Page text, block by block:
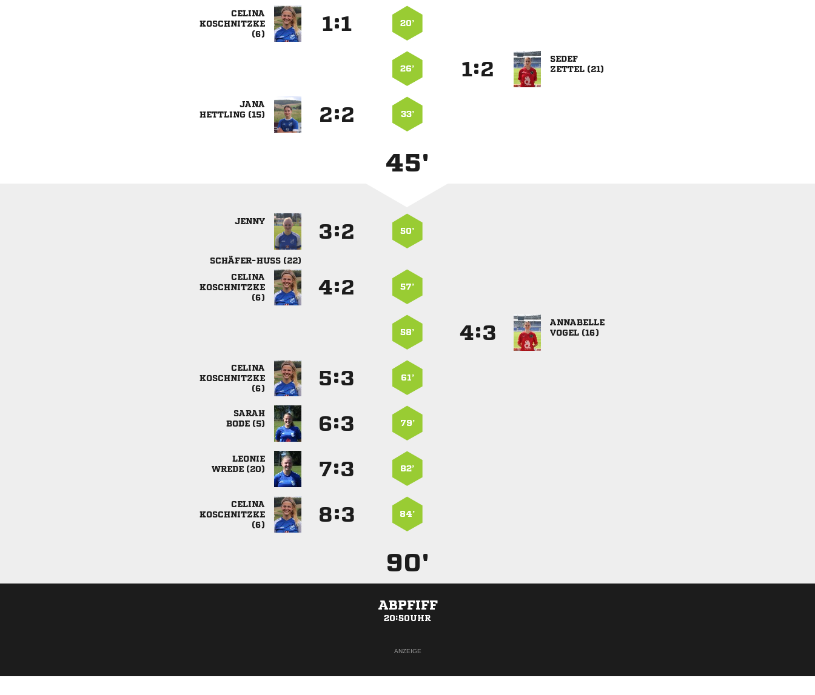



: 20’
26’ :

 

 
: 33’
45'

 
: 50’



: 57’
58’ :

 



: 61’

 
: 79’

 
: 82’



: 84’
90'
ABPFIFF
20:50UHR
ANZEIGE